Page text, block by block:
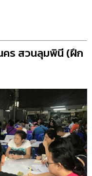
คร สวนลุมพินี (ฝึก